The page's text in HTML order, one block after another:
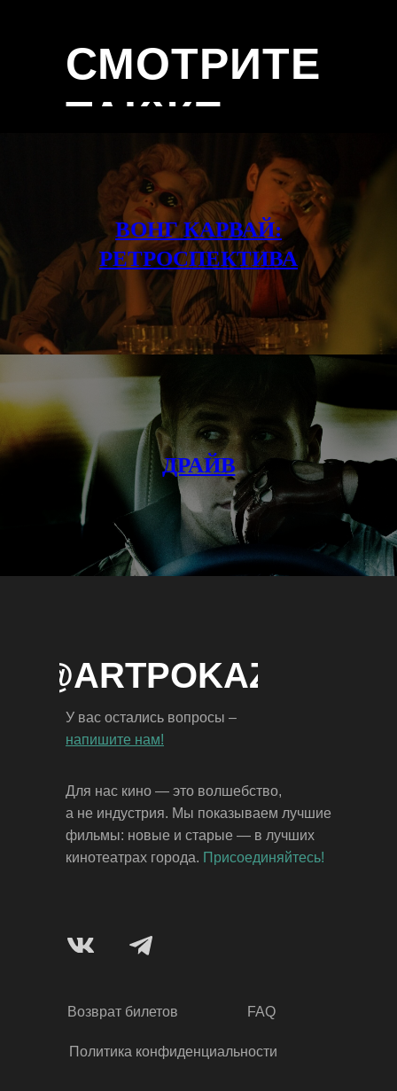
СМОТРИТЕ
ТАКЖЕ
ВОНГ КАРВАЙ:
РЕТРОСПЕКТИВА
ДРАЙВ
Для нас кино — это волшебство,
а не индустрия. Мы показываем лучшие
фильмы: новые и старые — в лучших
кинотеатрах города. Присоединяйтесь!
Политика конфиденциальности
Возврат билетов
У вас остались вопросы –
напишите нам!
FAQ